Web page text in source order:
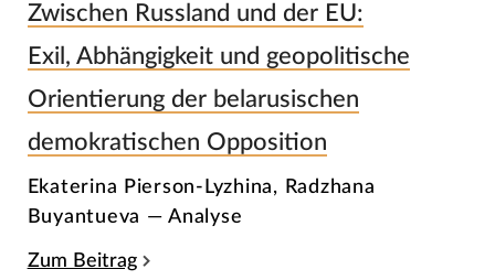
Zwischen Russland und der EU:
Exil, Abhängigkeit und geopolitische
Orientierung der belarusischen
demokratischen Opposition
Ekaterina Pierson-Lyzhina, Radzhana
Buyantueva — Analyse
Zum Beitrag